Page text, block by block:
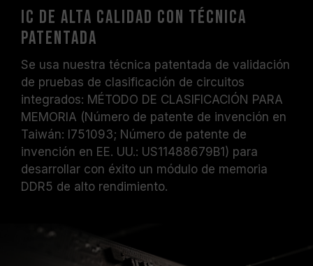
IC de alta calidad con técnica
patentada
Se usa nuestra técnica patentada de validación
de pruebas de clasificación de circuitos
integrados: MÉTODO DE CLASIFICACIÓN PARA
MEMORIA (Número de patente de invención en
Taiwán: I751093; Número de patente de
invención en EE. UU.: US11488679B1) para
desarrollar con éxito un módulo de memoria
DDR5 de alto rendimiento.